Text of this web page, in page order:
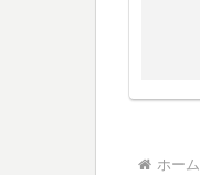
ホーム